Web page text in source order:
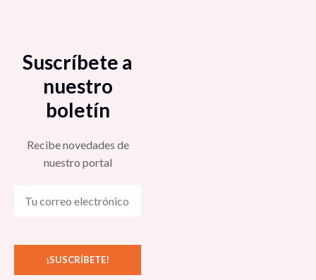
Suscríbete a
nuestro
boletín
Recibe novedades de
nuestro portal